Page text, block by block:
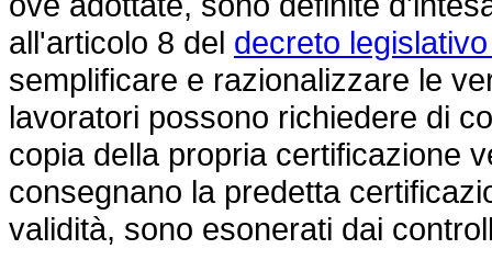
all'articolo 8 del decreto
semplificare e razionalizzare le
lavoratori possono richiedere di
copia della propria certificazione
consegnano la predetta
validità, sono esonerati dai